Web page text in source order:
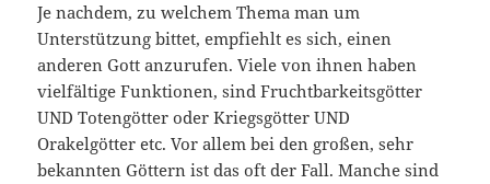
Je nachdem, zu welchem Thema man um
Unterstützung bittet, empfiehlt es sich, einen
anderen Gott anzurufen. Viele von ihnen haben
vielfältige Funktionen, sind Fruchtbarkeitsgötter
UND Totengötter oder Kriegsgötter UND
Orakelgötter etc. Vor allem bei den großen, sehr
bekannten Göttern ist das oft der Fall. Manche sind